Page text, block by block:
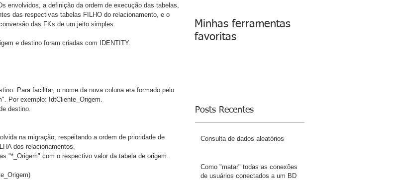
envolvidos, a definição da ordem de execução das tabelas,
das respectivas tabelas FILHO do relacionamento, e o
das FKs de um jeito simples.
e destino foram criadas com IDENTITY.
Para facilitar, o nome da nova coluna era formado pelo
Por exemplo: IdtCliente_Origem.
destino.
na migração, respeitando a ordem de prioridade de
dos relacionamentos.
"*_Origem" com o respectivo valor da tabela de origem.
Minhas ferramentas
favoritas
Posts Recentes
Consulta de dados aleatórios
Como "matar" todas as conexões
de usuários conectados a um BD